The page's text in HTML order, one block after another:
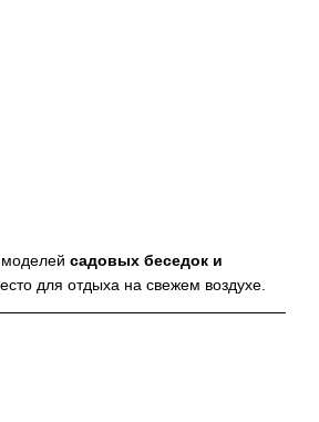
садовых беседок и
для отдыха на свежем воздухе.